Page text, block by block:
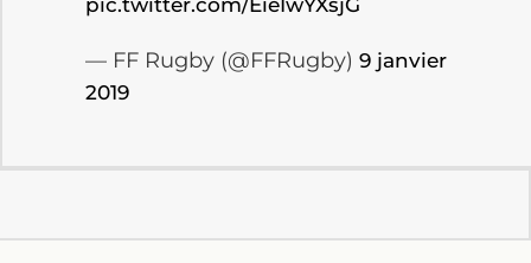
pic.twitter.com/EieIwYXsjG
— FF Rugby (@FFRugby) 9 janvier
2019